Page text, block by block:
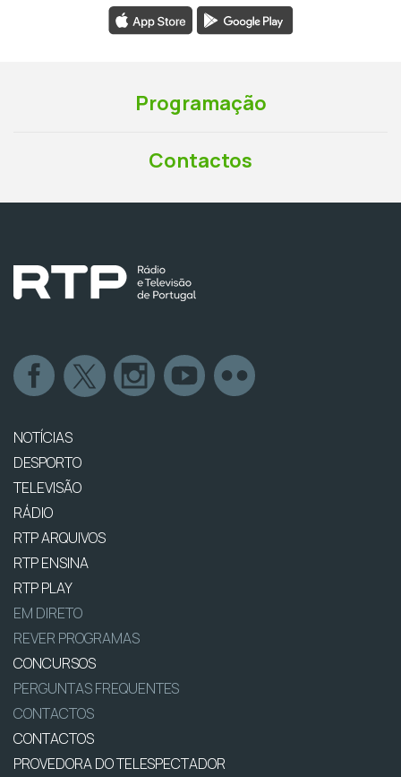
Programação
Contactos
NOTÍCIAS
DESPORTO
TELEVISÃO
RÁDIO
RTP ARQUIVOS
RTP ENSINA
RTP PLAY
EM DIRETO
REVER PROGRAMAS
CONCURSOS
PERGUNTAS FREQUENTES
CONTACTOS
CONTACTOS
PROVEDORA DO TELESPECTADOR